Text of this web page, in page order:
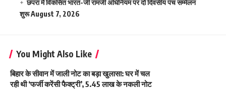
छपरा में विकसित भारत-जी रामजी अधिनियम पर दो दिवसीय पंच सम्मेलन
शुरूAugust 7, 2026
You Might Also Like
बिहार के सीवान में जाली नोट का बड़ा खुलासा: घर में चल
रही थी ‘फर्जी करेंसी फैक्ट्री’, 5.45 लाख के नकली नोट